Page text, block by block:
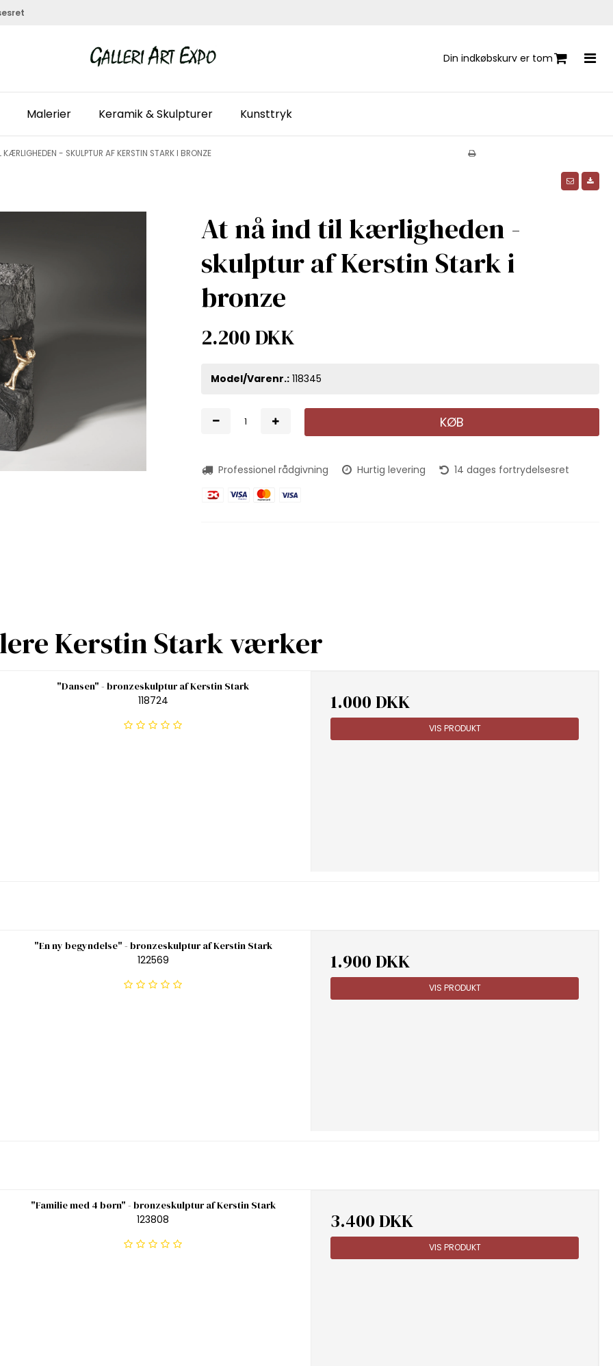
Din indkøbskurv er tom
Malerier Keramik & Skulpturer Kunsttryk
- SKULPTUR AF KERSTIN STARK I BRONZE
At nå ind til kærligheden -
skulptur af Kerstin Stark i
bronze
2.200 DKK
Model/Varenr.: 118345
KØB
Professionel rådgivning Hurtig levering 14 dages fortrydelsesret
Kerstin Stark værker
"Dansen" - bronzeskulptur af Kerstin Stark
118724
1.000 DKK
VIS PRODUKT
"En ny begyndelse" - bronzeskulptur af Kerstin Stark
122569
1.900 DKK
VIS PRODUKT
"Familie med 4 børn" - bronzeskulptur af Kerstin Stark
123808
3.400 DKK
VIS PRODUKT